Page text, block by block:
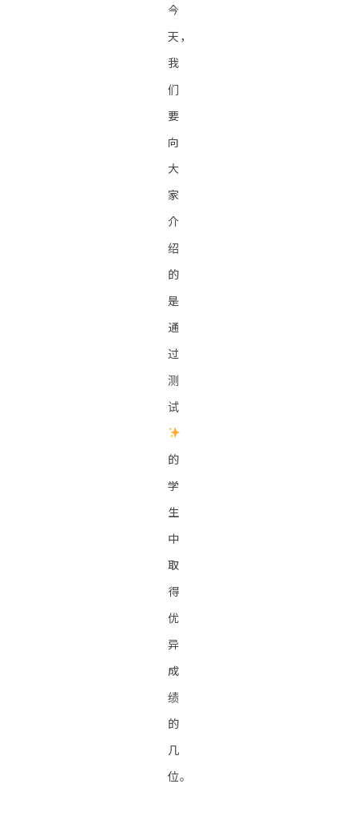
今
天，
我
们
要
向
大
家
介
绍
的
是
通
过
测
试
的
学
生
中
取
得
优
异
成
绩
的
几
位。